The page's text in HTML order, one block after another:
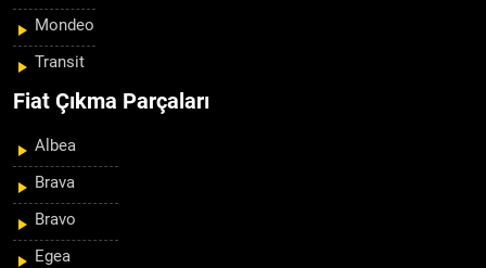
Mondeo
Transit
Fiat Çıkma Parçaları
Albea
Brava
Bravo
Egea